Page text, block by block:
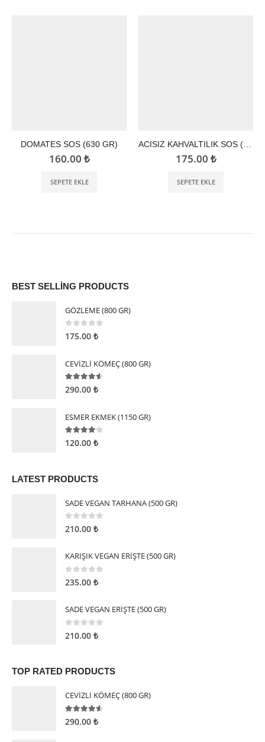
DOMATES SOS (630 GR)
160.00 ₺
SEPETE EKLE
ACISIZ KAHVALTILIK SOS (350 GR)
175.00 ₺
SEPETE EKLE
BEST SELLING PRODUCTS
GÖZLEME (800 GR)
05 üzerinden
175.00 ₺
CEVİZLİ KÖMEÇ (800 GR)
4.50 5 üzerinden
290.00 ₺
ESMER EKMEK (1150 GR)
4.00 5 üzerinden
120.00 ₺
LATEST PRODUCTS
SADE VEGAN TARHANA (500 GR)
0 5 üzerinden
210.00 ₺
KARIŞIK VEGAN ERİŞTE (500 GR)
05 üzerinden
235.00 ₺
SADE VEGAN ERİŞTE (500 GR)
0 5 üzerinden
210.00 ₺
TOP RATED PRODUCTS
CEVİZLİ KÖMEÇ (800 GR)
4.50 5 üzerinden
290.00 ₺